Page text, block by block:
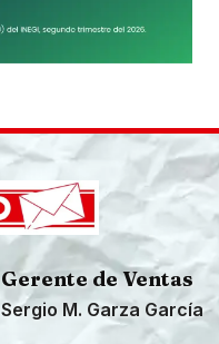
Gerente de Ventas
Sergio M. Garza García